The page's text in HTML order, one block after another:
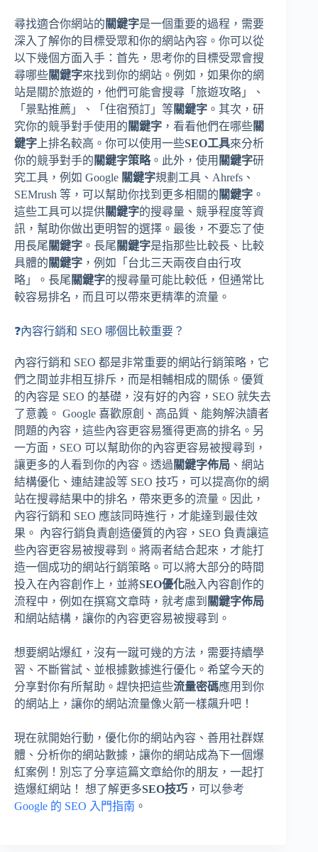
尋找適合你網站的 關鍵字是一個重要的過程，需要
深入了解你的目標受眾和你的網站內容。你可以從
以下幾個方面入手：首先，思考你的目標受眾會搜
尋哪些關鍵字來找到你的網站。例如，如果你的網
站是關於旅遊的，他們可能會搜尋「旅遊攻略」、
「景點推薦」、「住宿預訂」等 關鍵字 。其次，研
究你的競爭對手使用的 關鍵字 ，看看他們在哪些關
鍵字 上排名較高。你可以使用一些SEO工具來分析
你的競爭對手的 關鍵字策略。此外，使用 關鍵字研
究工具，例如 Google 關鍵字規劃工具、Ahrefs、
SEMrush 等，可以幫助你找到更多相關的 關鍵字 。
這些工具可以提供關鍵字的搜尋量、競爭程度等資
訊，幫助你做出更明智的選擇。最後，不要忘了使
用長尾 關鍵字 。長尾 關鍵字是指那些比較長、比較
具體的 關鍵字 ，例如「台北三天兩夜自由行攻
略」。長尾 關鍵字的搜尋量可能比較低，但通常比
較容易排名，而且可以帶來更精準的流量。
❓內容行銷和 SEO 哪個比較重要？
內容行銷和 SEO 都是非常重要的網站行銷策略，它
們之間並非相互排斥，而是相輔相成的關係。優質
的內容是 SEO 的基礎，沒有好的內容，SEO 就失去
了意義。 Google 喜歡原創、高品質、能夠解決讀者
問題的內容，這些內容更容易獲得更高的排名。另
一方面，SEO 可以幫助你的內容更容易被搜尋到，
讓更多的人看到你的內容。透過 關鍵字佈局 、網站
結構優化、連結建設等 SEO 技巧，可以提高你的網
站在搜尋結果中的排名，帶來更多的流量。因此，
內容行銷和 SEO 應該同時進行，才能達到最佳效
果。 內容行銷負責創造優質的內容，SEO 負責讓這
些內容更容易被搜尋到。將兩者結合起來，才能打
造一個成功的網站行銷策略。可以將大部分的時間
投入在內容創作上，並將SEO優化融入內容創作的
流程中，例如在撰寫文章時，就考慮到 關鍵字佈局
和網站結構，讓你的內容更容易被搜尋到。
想要網站爆紅，沒有一蹴可幾的方法，需要持續學
習、不斷嘗試、並根據數據進行優化。希望今天的
分享對你有所幫助。趕快把這些流量密碼應用到你
的網站上，讓你的網站流量像火箭一樣飆升吧！
現在就開始行動，優化你的網站內容、善用社群媒
體、分析你的網站數據，讓你的網站成為下一個爆
紅案例！別忘了分享這篇文章給你的朋友，一起打
造爆紅網站！ 想了解更多SEO技巧 ，可以參考
Google 的 SEO 入門指南 。